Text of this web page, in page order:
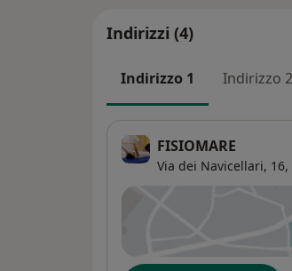
Indirizzi (4)
Indirizzo 1 Indirizzo 2
FISIOMARE
Via dei Navicellari, 16,